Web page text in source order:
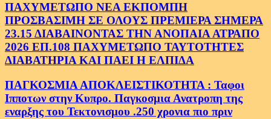
ΠΑΧΥΜΕΤΩΠΟ ΝΕΑ ΕΚΠΟΜΠΗ
ΠΡΟΣΒΑΣΙΜΗ ΣΕ ΟΛΟΥΣ ΠΡΕΜΙΕΡΑ ΣΗΜΕΡΑ
23.15 ΔΙΑΒΑΙΝΟΝΤΑΣ ΤΗΝ ΑΝΟΠΑΙΑ ΑΤΡΑΠΟ
2026 ΕΠ.108 ΠΑΧΥΜΕΤΩΠΟ ΤΑΥΤΟΤΗΤΕΣ
ΔΙΑΒΑΤΗΡΙΑ ΚΑΙ ΠΑΕΙ Η ΕΛΠΙΔΑ
ΠΑΓΚΟΣΜΙΑ ΑΠΟΚΛΕΙΣΤΙΚΟΤΗΤΑ : Ταφοι
Ιπποτων στην Κυπρο. Παγκοσμια Ανατροπη της
εναρξης του Τεκτονισμου .250 χρονια πιο πριν